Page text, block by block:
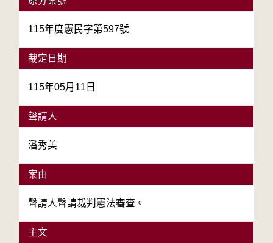
115年度憲民字第597號
裁定日期
115年05月11日
聲請人
潘秀美
案由
聲請人聲請裁判憲法審查。
主文